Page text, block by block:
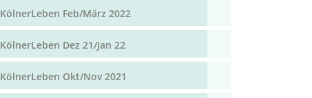
KölnerLeben Feb/März 2022
KölnerLeben Dez 21/Jan 22
KölnerLeben Okt/Nov 2021